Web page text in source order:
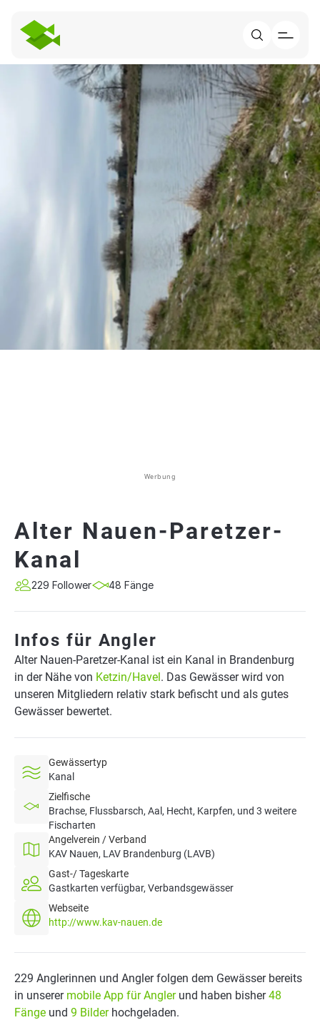
Werbung
Alter Nauen-Paretzer-
Kanal
229 Follower 48 Fänge
Infos für Angler
Alter Nauen-Paretzer-Kanal ist ein Kanal in Brandenburg
in der Nähe von Ketzin/Havel. Das Gewässer wird von
unseren Mitgliedern relativ stark befischt und als gutes
Gewässer bewertet.
Gewässertyp
Kanal
Zielfische
Brachse, Flussbarsch, Aal, Hecht, Karpfen, und 3 weitere
Fischarten
Angelverein / Verband
KAV Nauen, LAV Brandenburg (LAVB)
Gast-/ Tageskarte
Gastkarten verfügbar, Verbandsgewässer
Webseite
http://www.kav-nauen.de
229 Anglerinnen und Angler folgen dem Gewässer bereits
in unserer mobile App für Anglerund haben bisher48
Fänge und 9 Bilderhochgeladen.